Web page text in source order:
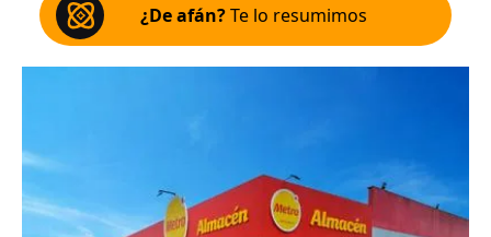
¿De afán?Te lo resumimos